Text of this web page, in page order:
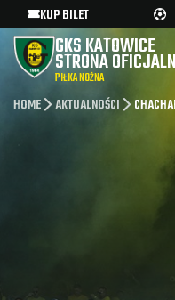
KUP BILET
GKS KATOWICE
STRONA
PIŁKA NOŻNA
HOME AKTUALNOŚCI